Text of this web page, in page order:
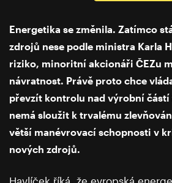
Energetika se změnila. Zatímco
zdrojů nese podle ministra Karla
riziko, minoritní akcionáři ČEZu
návratnost. Právě proto chce
převzít kontrolu nad výrobní
nemá sloužit k trvalému
větší manévrovací schopnosti v
nových zdrojů.
Havlíček říká, že evropská